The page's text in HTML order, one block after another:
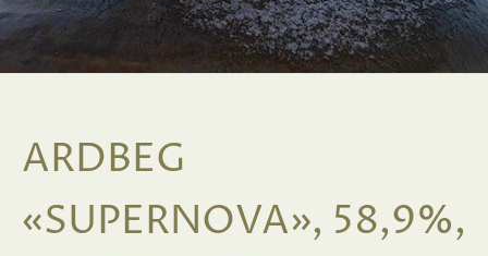
ARDBEG
«SUPERNOVA», 58,9%,